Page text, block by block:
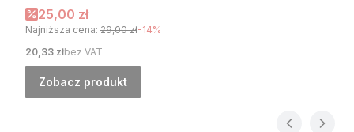
Cena promocyjna
25,00 zł
Najniższa cena: 29,00 zł-14%
Cena
20,33 złbez VAT
Zobacz produkt